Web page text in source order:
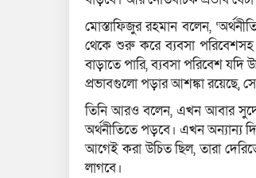
মোস্তাফিজুর রহমান বলেন,
থেকে শুরু করে ব্যবসা
বাড়াতে পারি, ব্যবসা পরিবেশ যদি
প্রভাবগুলো পড়ার আশঙ্কা রয়েছে,
তিনি আরও বলেন, এখন আবার
অর্থনীতিতে পড়বে। এখন অন্যান্য
আগেই করা উচিত ছিল, তারা
লাগবে।